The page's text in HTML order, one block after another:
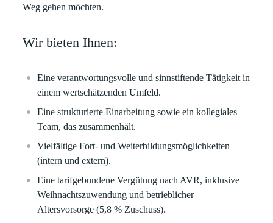
Weg gehen möchten.
Wir bieten Ihnen:
Eine verantwortungsvolle und sinnstiftende Tätigkeit in
einem wertschätzenden Umfeld.
Eine strukturierte Einarbeitung sowie ein kollegiales
Team, das zusammenhält.
Vielfältige Fort- und Weiterbildungsmöglichkeiten
(intern und extern).
Eine tarifgebundene Vergütung nach AVR, inklusive
Weihnachtszuwendung und betrieblicher
Altersvorsorge (5,8 % Zuschuss).